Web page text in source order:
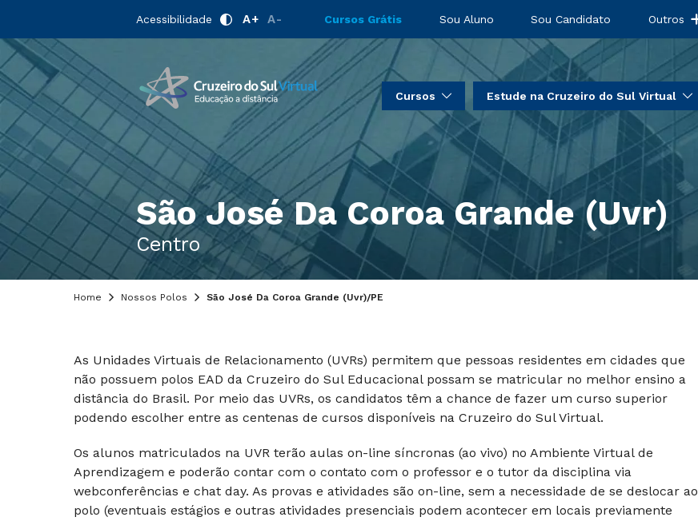
Acessibilidade A+ A- Cursos Grátis Sou Aluno Sou Candidato Outros
Cursos Estude na Cruzeiro do Sul Virtual
São José Da Coroa Grande (Uvr)
Centro
Home Nossos Polos São José Da Coroa Grande (Uvr)/PE
As Unidades Virtuais de Relacionamento (UVRs) permitem que pessoas residentes em cidades que
não possuem polos EAD da Cruzeiro do Sul Educacional possam se matricular no melhor ensino a
distância do Brasil. Por meio das UVRs, os candidatos têm a chance de fazer um curso superior
podendo escolher entre as centenas de cursos disponíveis na Cruzeiro do Sul Virtual.
Os alunos matriculados na UVR terão aulas on-line síncronas (ao vivo) no Ambiente Virtual de
Aprendizagem e poderão contar com o contato com o professor e o tutor da disciplina via
webconferências e chat day. As provas e atividades são on-line, sem a necessidade de se deslocar ao
polo (eventuais estágios e outras atividades presenciais podem acontecer em locais previamente